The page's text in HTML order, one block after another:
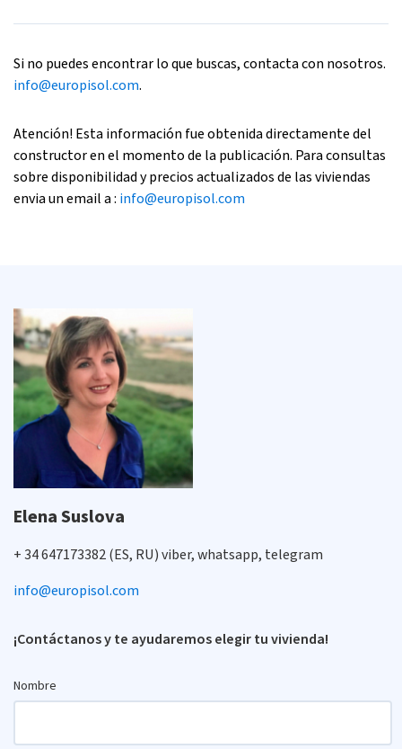
Si no puedes encontrar lo que buscas, contacta con nosotros.
info@europisol.com.
Atención! Esta información fue obtenida directamente del
constructor en el momento de la publicación. Para consultas
sobre disponibilidad y precios actualizados de las viviendas
envia un email a : info@europisol.com
Elena Suslova
+ 34 647173382 (ES, RU) viber, whatsapp, telegram
info@europisol.com
¡Contáctanos y te ayudaremos elegir tu vivienda!
Nombre